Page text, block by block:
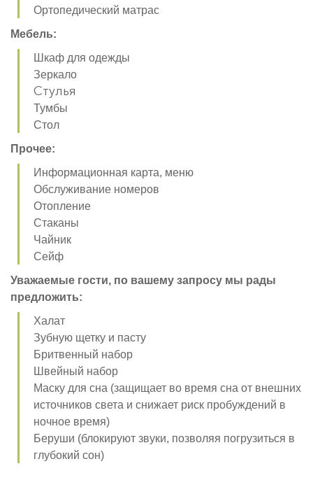
Ортопедический матрас
Мебель:
Шкаф для одежды
Зеркало
Стулья
Тумбы
Стол
Прочее:
Информационная карта, меню
Обслуживание номеров
Отопление
Стаканы
Чайник
Сейф
Уважаемые гости, по вашему запросу мы рады
предложить:
Халат
Зубную щетку и пасту
Бритвенный набор
Швейный набор
Маску для сна (защищает во время сна от внешних
источников света и снижает риск пробуждений в
ночное время)
Беруши (блокируют звуки, позволяя погрузиться в
глубокий сон)